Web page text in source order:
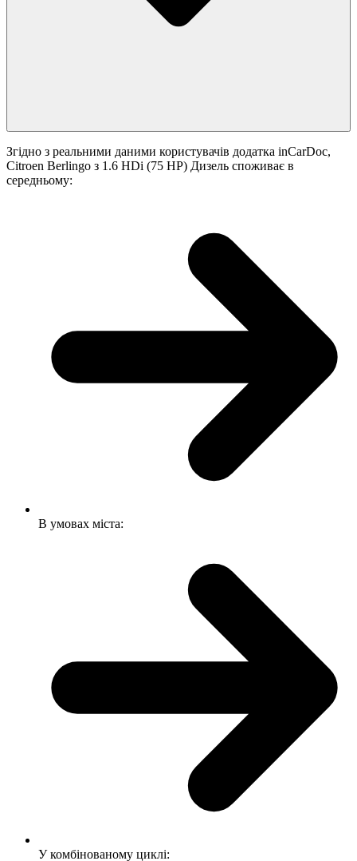
Згідно з реальними даними користувачів додатка inCarDoc,
Citroen Berlingo з 1.6 HDi (75 HP) Дизель споживає в
середньому:
В умовах міста:
У комбінованому циклі: